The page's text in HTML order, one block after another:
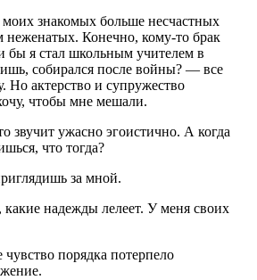
знакомых больше несчастных
Конечно, кому-то брак
бы я стал школьным учителем в
собирался после войны? — все
Но актерство и супружество
чтобы мне мешали.
звучит ужасно эгоистично. А когда
что тогда?
за мной.
надежды лелеет. У меня своих
порядка потерпело